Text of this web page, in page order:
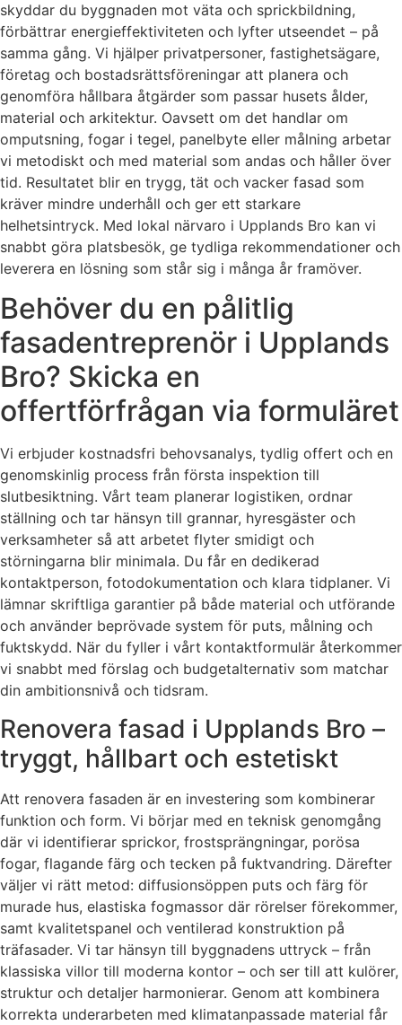
skyddar du byggnaden mot väta och sprickbildning,
förbättrar energieffektiviteten och lyfter utseendet – på
samma gång. Vi hjälper privatpersoner, fastighetsägare,
företag och bostadsrättsföreningar att planera och
genomföra hållbara åtgärder som passar husets ålder,
material och arkitektur. Oavsett om det handlar om
omputsning, fogar i tegel, panelbyte eller målning arbetar
vi metodiskt och med material som andas och håller över
tid. Resultatet blir en trygg, tät och vacker fasad som
kräver mindre underhåll och ger ett starkare
helhetsintryck. Med lokal närvaro i Upplands Bro kan vi
snabbt göra platsbesök, ge tydliga rekommendationer och
leverera en lösning som står sig i många år framöver.
Behöver du en pålitlig
fasadentreprenör i Upplands
Bro? Skicka en
offertförfrågan via formuläret
Vi erbjuder kostnadsfri behovsanalys, tydlig offert och en
genomskinlig process från första inspektion till
slutbesiktning. Vårt team planerar logistiken, ordnar
ställning och tar hänsyn till grannar, hyresgäster och
verksamheter så att arbetet flyter smidigt och
störningarna blir minimala. Du får en dedikerad
kontaktperson, fotodokumentation och klara tidplaner. Vi
lämnar skriftliga garantier på både material och utförande
och använder beprövade system för puts, målning och
fuktskydd. När du fyller i vårt kontaktformulär återkommer
vi snabbt med förslag och budgetalternativ som matchar
din ambitionsnivå och tidsram.
Renovera fasad i Upplands Bro –
tryggt, hållbart och estetiskt
Att renovera fasaden är en investering som kombinerar
funktion och form. Vi börjar med en teknisk genomgång
där vi identifierar sprickor, frostsprängningar, porösa
fogar, flagande färg och tecken på fuktvandring. Därefter
väljer vi rätt metod: diffusionsöppen puts och färg för
murade hus, elastiska fogmassor där rörelser förekommer,
samt kvalitetspanel och ventilerad konstruktion på
träfasader. Vi tar hänsyn till byggnadens uttryck – från
klassiska villor till moderna kontor – och ser till att kulörer,
struktur och detaljer harmonierar. Genom att kombinera
korrekta underarbeten med klimatanpassade material får